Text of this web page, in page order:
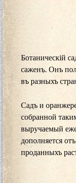
Ботаническій
саженъ. Онъ
въ разныхъ
Садъ и
собранной
выручаемый
дополняется
проданныхъ